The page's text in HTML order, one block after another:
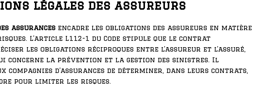
légales des assureurs
assurances encadre les obligations des assureurs en matière
L’article L112-1 du Code stipule que le contrat
les obligations réciproques entre l’assureur et l’assuré,
concerne la prévention et la gestion des sinistres. Il
compagnies d’assurances de déterminer, dans leurs contrats,
pour limiter les risques.